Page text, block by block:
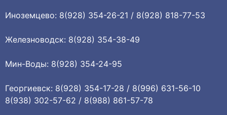
Иноземцево: 8(928) 354-26-21 / 8(928) 818-77-53
Железноводск: 8(928) 354-38-49
Мин-Воды: 8(928) 354-24-95
Георгиевск: 8(928) 354-17-28 / 8(996) 631-56-10
8(938) 302-57-62 / 8(988) 861-57-78